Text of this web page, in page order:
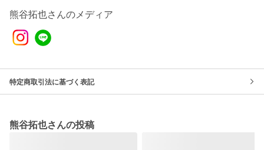
熊谷拓也さんのメディア
特定商取引法に基づく表記
熊谷拓也さんの投稿